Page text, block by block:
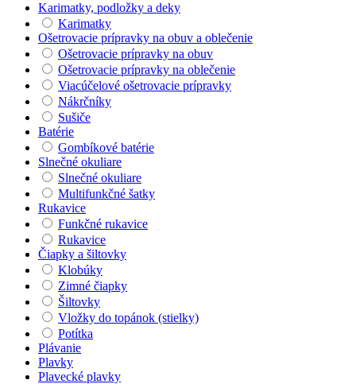
Karimatky, podložky a deky
Karimatky
Ošetrovacie prípravky na obuv a oblečenie
Ošetrovacie prípravky na obuv
Ošetrovacie prípravky na oblečenie
Viacúčelové ošetrovacie prípravky
Nákrčníky
Sušiče
Batérie
Gombíkové batérie
Slnečné okuliare
Slnečné okuliare
Multifunkčné šatky
Rukavice
Funkčné rukavice
Rukavice
Čiapky a šiltovky
Klobúky
Zimné čiapky
Šiltovky
Vložky do topánok (stielky)
Potítka
Plávanie
Plavky
Plavecké plavky